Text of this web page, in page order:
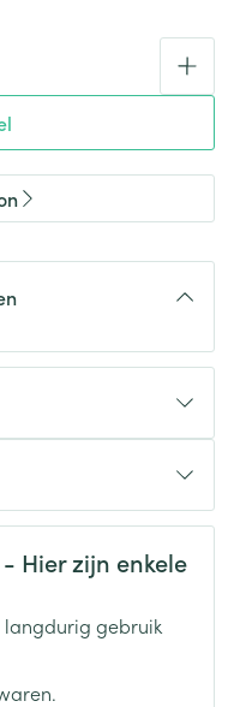
Hier zijn enkele
langdurig gebruik